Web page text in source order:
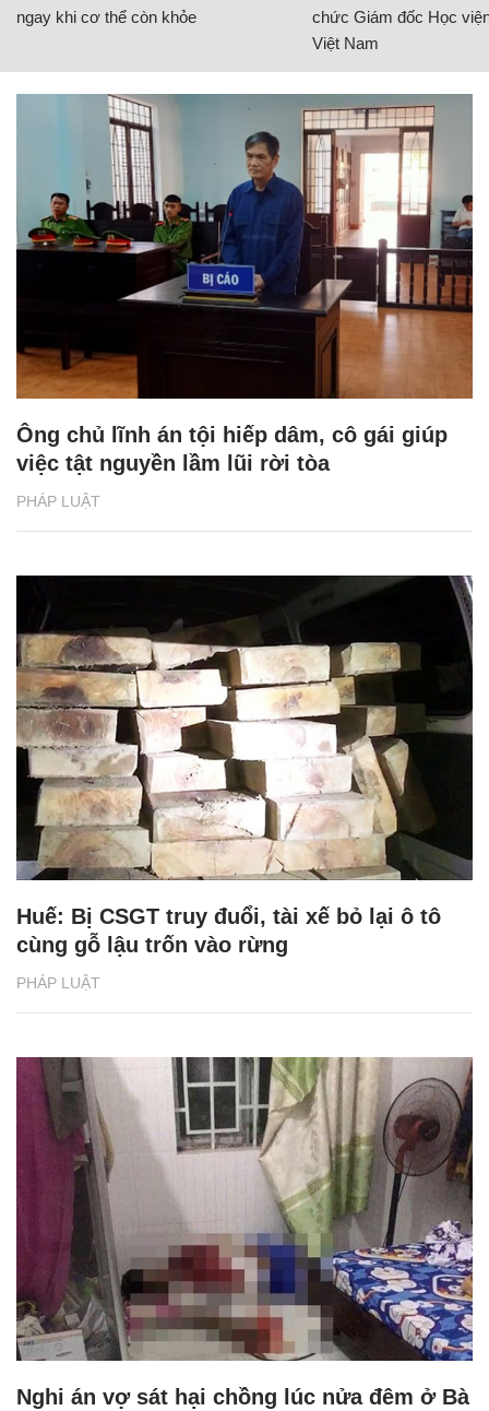
ngay khi cơ thể còn khỏe
chức Giám đốc Học
Việt Nam
PHÁP LUẬT
Ông chủ lĩnh án tội hiếp dâm, cô gái giúp
việc tật nguyền lầm lũi rời tòa
PHÁP LUẬT
Huế: Bị CSGT truy đuổi, tài xế bỏ lại ô tô
cùng gỗ lậu trốn vào rừng
Nghi án vợ sát hại chồng lúc nửa đêm ở Bà